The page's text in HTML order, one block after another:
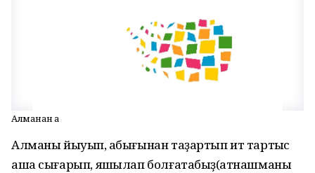
Алманан ҡаҡ
Алманы йыуып, ҡабығынан таҙартып ит тартҡыс
аша сығарып, яҡшылап болғатабыҙ(ҡатнашманы